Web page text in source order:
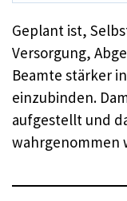
Geplant ist,
Versorgung,
Beamte stärker
einzubinden.
aufgestellt und
wahrgenommen